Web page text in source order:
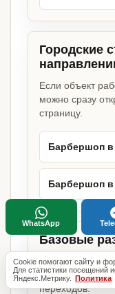
Городские
Если объект
можно сразу
страницу.
Барбершоп
Барбершоп в
Базовые
Родительские
обзор услуги,
переходов.
Cookie помогают сайту и
Для статистики посещений
Яндекс.Метрику. Политика
WhatsApp